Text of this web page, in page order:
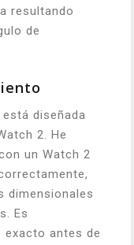
resultando
de
diseñada
2. He
un Watch 2
dimensionales
Es
antes de